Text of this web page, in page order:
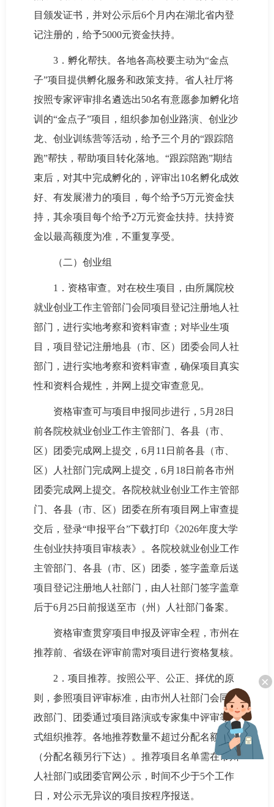
×
目颁发证书，并对公示后6个月内在湖北省内登
记注册的，给予5000元资金扶持。
3．孵化帮扶。各地各高校要主动为“金点
子”项目提供孵化服务和政策支持。省人社厅将
按照专家评审排名遴选出50名有意愿参加孵化培
训的“金点子”项目，组织参加创业路演、创业沙
龙、创业训练营等活动，给予三个月的“跟踪陪
跑”帮扶，帮助项目转化落地。“跟踪陪跑”期结
束后，对其中完成孵化的，评审出10名孵化成效
好、有发展潜力的项目，每个给予5万元资金扶
持，其余项目每个给予2万元资金扶持。扶持资
金以最高额度为准，不重复享受。
（二）创业组
1．资格审查。对在校生项目，由所属院校
就业创业工作主管部门会同项目登记注册地人社
部门，进行实地考察和资料审查；对毕业生项
目，项目登记注册地县（市、区）团委会同人社
部门，进行实地考察和资料审查，确保项目真实
性和资料合规性，并网上提交审查意见。
资格审查可与项目申报同步进行，5月28日
前各院校就业创业工作主管部门、各县（市、
区）团委完成网上提交，6月11日前各县（市、
区）人社部门完成网上提交，6月18日前各市州
团委完成网上提交。各院校就业创业工作主管部
门、各县（市、区）团委在所有项目网上审查提
交后，登录“申报平台”下载打印《2026年度大学
生创业扶持项目审核表》。各院校就业创业工作
主管部门、各县（市、区）团委，签字盖章后送
项目登记注册地人社部门，由人社部门签字盖章
后于6月25日前报送至市（州）人社部门备案。
资格审查贯穿项目申报及评审全程，市州在
推荐前、省级在评审前需对项目进行资格复核。
2．项目推荐。按照公平、公正、择优的原
则，参照项目评审标准，由市州人社部门会同财
政部门、团委通过项目路演或专家集中评审等方
式组织推荐。各地推荐数量不超过分配名额数
（分配名额另行下达）。推荐项目名单需在市州
人社部门或团委官网公示，时间不少于5个工作
日，对公示无异议的项目按程序报送。